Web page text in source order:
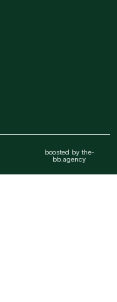
boosted by the-
bb.agency